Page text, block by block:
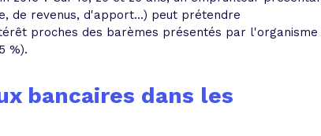
de revenus, d'apport...) peut prétendre
proches des barèmes présentés par l'organisme
%).
bancaires dans les